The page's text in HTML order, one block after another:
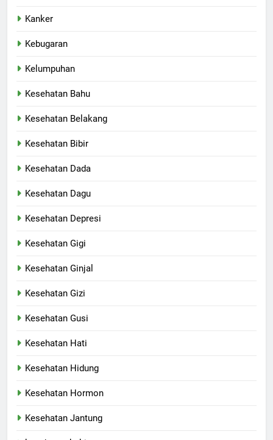
Kanker
Kebugaran
Kelumpuhan
Kesehatan Bahu
Kesehatan Belakang
Kesehatan Bibir
Kesehatan Dada
Kesehatan Dagu
Kesehatan Depresi
Kesehatan Gigi
Kesehatan Ginjal
Kesehatan Gizi
Kesehatan Gusi
Kesehatan Hati
Kesehatan Hidung
Kesehatan Hormon
Kesehatan Jantung